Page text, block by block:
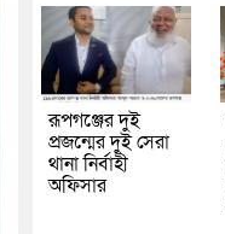
রূপগঞ্জের দুই
প্রজন্মের দুই সেরা
থানা নির্বাহী
অফিসার